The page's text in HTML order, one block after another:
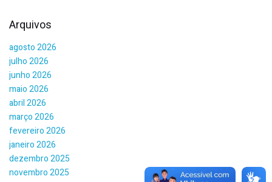
Arquivos
agosto 2026
julho 2026
junho 2026
maio 2026
abril 2026
março 2026
fevereiro 2026
janeiro 2026
dezembro 2025
novembro 2025